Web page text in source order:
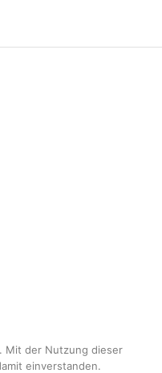
Mit der Nutzung dieser
einverstanden.